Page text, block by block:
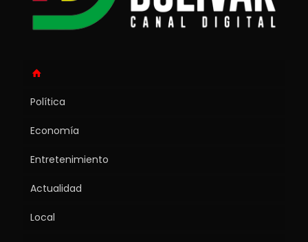
Política
Economía
Entretenimiento
Actualidad
Local